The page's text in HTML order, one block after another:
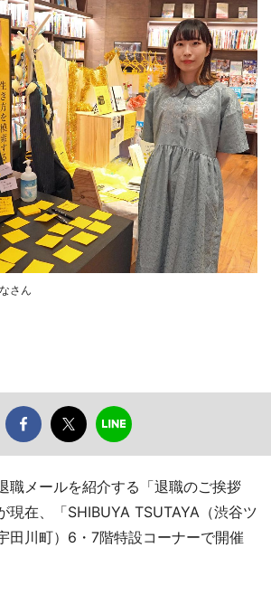
さん
職メールを紹介する「退職のご挨拶
現在、「SHIBUYA TSUTAYA（渋谷ツ
田川町）6・7階特設コーナーで開催